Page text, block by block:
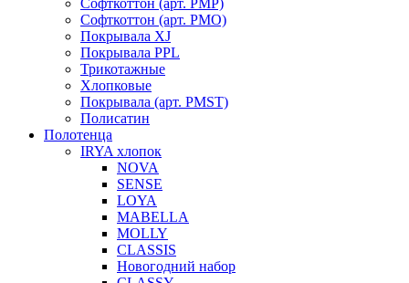
Софткоттон (арт. PMP)
Софткоттон (арт. PMO)
Покрывала XJ
Покрывала PPL
Трикотажные
Хлопковые
Покрывала (арт. PMST)
Полисатин
Полотенца
IRYA хлопок
NOVA
SENSE
LOYA
MABELLA
MOLLY
CLASSIS
Новогодний набор